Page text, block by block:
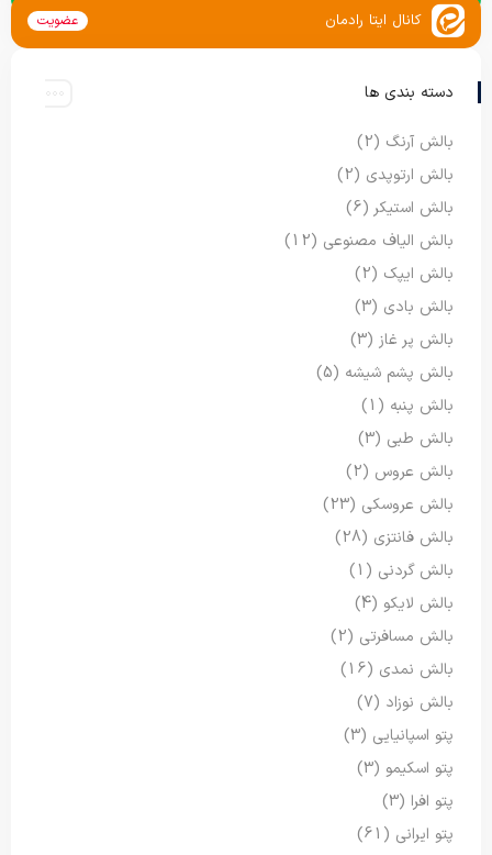
کانال ایتا رادمان عضویت
دسته بندی ها
بالش آرنگ (2)
بالش ارتوپدی (2)
بالش استیکر (6)
بالش الیاف مصنوعی (12)
بالش ایپک (2)
بالش بادی (3)
بالش پر غاز (3)
بالش پشم شیشه (5)
بالش پنبه (1)
بالش طبی (3)
بالش عروس (2)
بالش عروسکی (23)
بالش فانتزی (28)
بالش گردنی (1)
بالش لایکو (4)
بالش مسافرتی (2)
بالش نمدی (16)
بالش نوزاد (7)
پتو اسپانیایی (3)
پتو اسکیمو (3)
پتو افرا (3)
پتو ایرانی (61)